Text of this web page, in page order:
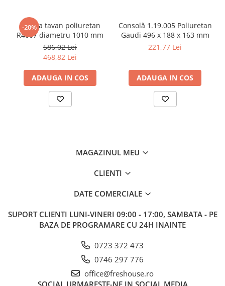
-20%
Rozeta tavan poliuretan
R4007 diametru 1010 mm
586,02 Lei
468,82 Lei
ADAUGA IN COS
Consolă 1.19.005 Poliuretan
Gaudi 496 x 188 x 163 mm
221,77 Lei
ADAUGA IN COS
MAGAZINUL MEU
CLIENTI
DATE COMERCIALE
SUPORT CLIENTI LUNI-VINERI 09:00 - 17:00, SAMBATA - PE
BAZA DE PROGRAMARE CU 24H INAINTE
0723 372 473
0746 297 776
office@freshouse.ro
SOCIAL URMARESTE-NE IN SOCIAL MEDIA